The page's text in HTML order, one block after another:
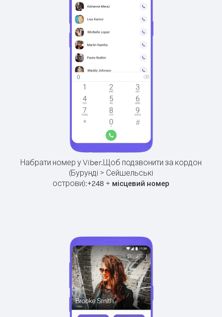
Набрати номер у Viber.Щоб подзвонити за кордон
(Бурунді > Сейшельські
острови):+248 + місцевий номер